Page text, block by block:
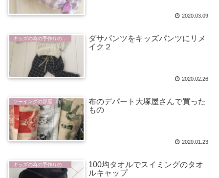
2020.03.09
ダサパンツをキッズパンツにリメ
イク２
2020.02.26
ソーイングの部屋
布のデパート大塚屋さんで買った
もの
2020.01.23
100均タオルでスイミングのタオ
ルキャップ